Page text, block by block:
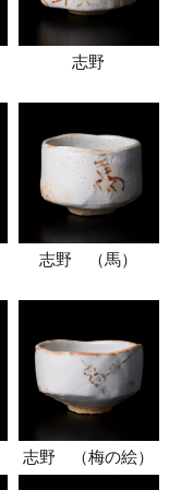
志野
志野 （馬）
志野 （梅の絵）